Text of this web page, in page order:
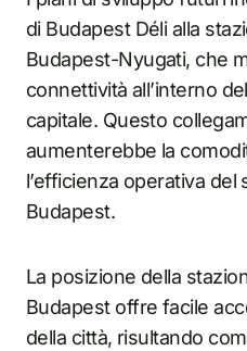
di Budapest Déli alla
Budapest-Nyugati, che
connettività all’interno
capitale. Questo
aumenterebbe la
l’efficienza operativa
Budapest.
La posizione della
Budapest offre facile
della città, risultando